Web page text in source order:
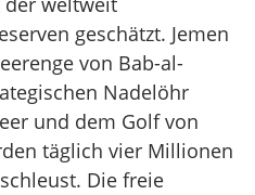
geschätzt. Jemen
von Bab-al-
Nadelöhr
und dem Golf von
täglich vier Millionen
Die freie